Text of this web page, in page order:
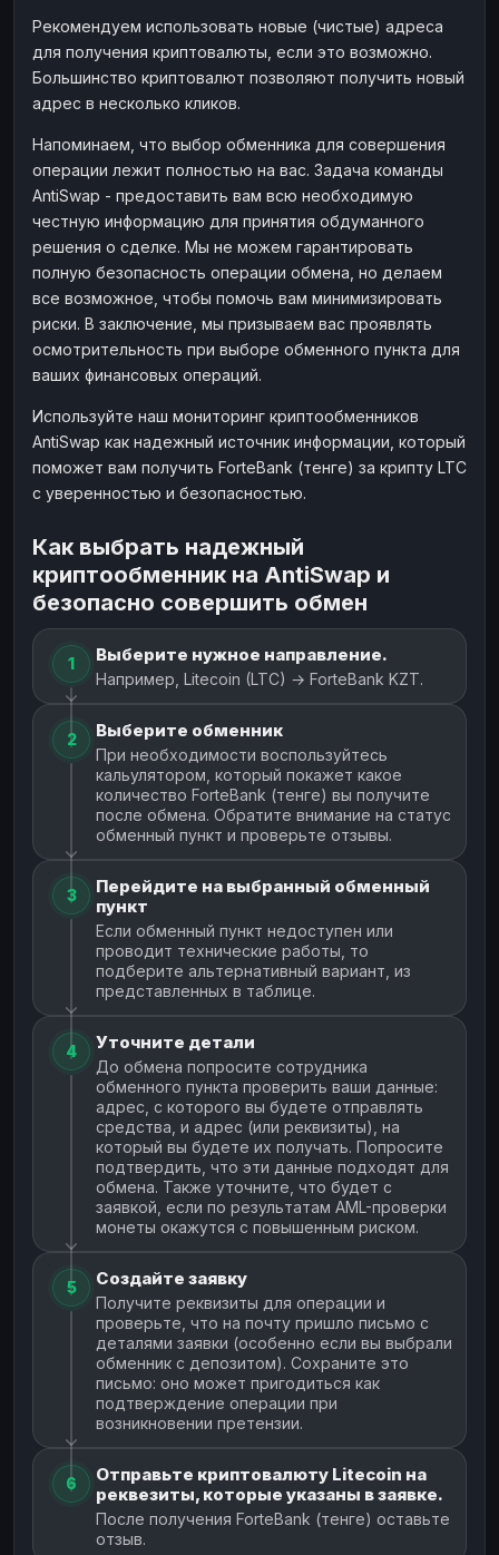
Рекомендуем использовать новые (чистые) адреса
для получения криптовалюты, если это возможно.
Большинство криптовалют позволяют получить новый
адрес в несколько кликов.
Напоминаем, что выбор обменника для совершения
операции лежит полностью на вас. Задача команды
AntiSwap - предоставить вам всю необходимую
честную информацию для принятия обдуманного
решения о сделке. Мы не можем гарантировать
полную безопасность операции обмена, но делаем
все возможное, чтобы помочь вам минимизировать
риски. В заключение, мы призываем вас проявлять
осмотрительность при выборе обменного пункта для
ваших финансовых операций.
Используйте наш мониторинг криптообменников
AntiSwap как надежный источник информации, который
поможет вам получить ForteBank (тенге) за крипту LTC
с уверенностью и безопасностью.
Как выбрать надежный
криптообменник на AntiSwap и
безопасно совершить обмен
1 Выберите нужное направление.
Например, Litecoin (LTC) → ForteBank KZT.
2 Выберите обменник
При необходимости воспользуйтесь
кальулятором, который покажет какое
количество ForteBank (тенге) вы получите
после обмена. Обратите внимание на статус
обменный пункт и проверьте отзывы.
3
Перейдите на выбранный обменный
пункт
Если обменный пункт недоступен или
проводит технические работы, то
подберите альтернативный вариант, из
представленных в таблице.
4 Уточните детали
До обмена попросите сотрудника
обменного пункта проверить ваши данные:
адрес, с которого вы будете отправлять
средства, и адрес (или реквизиты), на
который вы будете их получать. Попросите
подтвердить, что эти данные подходят для
обмена. Также уточните, что будет с
заявкой, если по результатам AML-проверки
монеты окажутся с повышенным риском.
5 Создайте заявку
Получите реквизиты для операции и
проверьте, что на почту пришло письмо с
деталями заявки (особенно если вы выбрали
обменник с депозитом). Сохраните это
письмо: оно может пригодиться как
подтверждение операции при
возникновении претензии.
6
Отправьте криптовалюту Litecoin на
реквезиты, которые указаны в заявке.
После получения ForteBank (тенге) оставьте
отзыв.